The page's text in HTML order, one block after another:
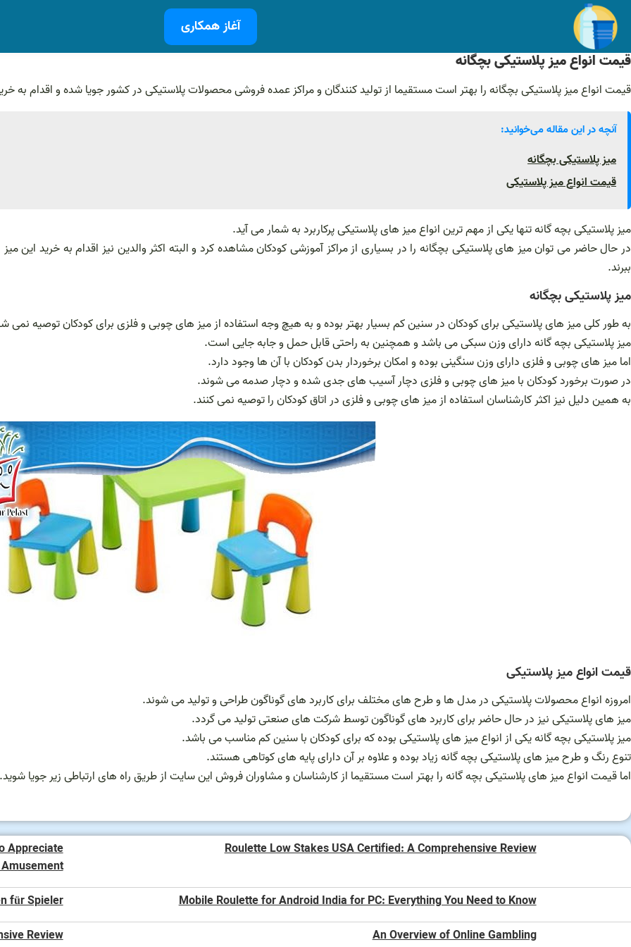
رفتن
محتوا
آغاز همکاری
قیمت انواع میز پلاستیکی بچگانه
قیمت انواع میز پلاستیکی بچگانه را بهتر است مستقیما از تولید کنندگان و مراکز عمده فروشی محصولات پلاستیکی در کشور جویا شده و اقدام به
آنچه در این مقاله می‌خوانید:
میز پلاستیکی بچگانه
قیمت انواع میز پلاستیکی
میز پلاستیکی بچه گانه تنها یکی از مهم ترین انواع میز های پلاستیکی پرکاربرد به شمار می آید.
در حال حاضر می توان میز های پلاستیکی بچگانه را در بسیاری از مراکز آموزشی کودکان مشاهده کرد و البته اکثر والدین نیز اقدام به خرید این
ببرند.
میز پلاستیکی بچگانه
به طور کلی میز های پلاستیکی برای کودکان در سنین کم بسیار بهتر بوده و به هیچ وجه استفاده از میز های چوبی و فلزی برای کودکان توصیه نمی
میز پلاستیکی بچه گانه دارای وزن سبکی می باشد و همچنین به راحتی قابل حمل و جابه جایی است.
اما میز های چوبی و فلزی دارای وزن سنگینی بوده و امکان برخوردار بدن کودکان با آن ها وجود دارد.
در صورت برخورد کودکان با میز های چوبی و فلزی دچار آسیب های جدی شده و دچار صدمه می شوند.
به همین دلیل نیز اکثر کارشناسان استفاده از میز های چوبی و فلزی در اتاق کودکان را توصیه نمی کنند.
قیمت انواع میز پلاستیکی
امروزه انواع محصولات پلاستیکی در مدل ها و طرح های مختلف برای کاربرد های گوناگون طراحی و تولید می شوند.
میز های پلاستیکی نیز در حال حاضر برای کاربرد های گوناگون توسط شرکت های صنعتی تولید می گردد.
میز پلاستیکی بچه گانه یکی از انواع میز های پلاستیکی بوده که برای کودکان با سنین کم مناسب می باشد.
تنوع رنگ و طرح میز های پلاستیکی بچه گانه زیاد بوده و علاوه بر آن دارای پایه های کوتاهی هستند.
اما قیمت انواع میز های پلاستیکی بچه گانه را بهتر است مستقیما از کارشناسان و مشاوران فروش این سایت از طریق راه های ارتباطی زیر جویا شوید.
Roulette Low Stakes USA Certified: A Comprehensive Review
Appreciate
Mobile Roulette for Android India for PC: Everything You Need to Know
für Spieler
An Overview of Online Gambling
Review